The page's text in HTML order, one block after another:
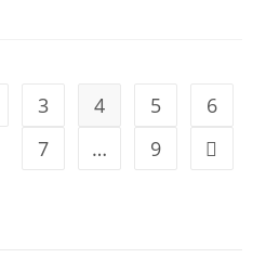
3 4 5
6
7
… 9